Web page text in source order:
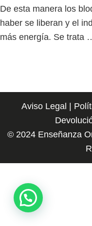
De esta manera los
haber se liberan y el
más energía. Se trata
Aviso Legal |
© 2024 Enseñanza